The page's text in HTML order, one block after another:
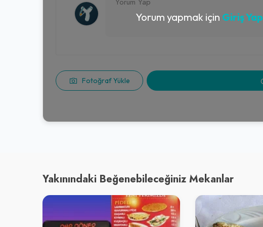
Fotoğraf Yükle
Yorum yapmak için Giriş Yap
Yakınındaki Beğenebileceğiniz Mekanlar